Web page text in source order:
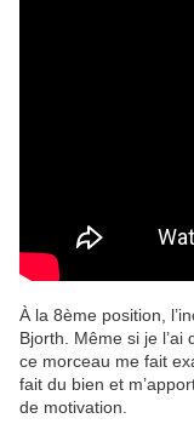
À la 8ème position,
Bjorth. Même si je l’ai
ce morceau me fait
fait du bien et
de motivation.